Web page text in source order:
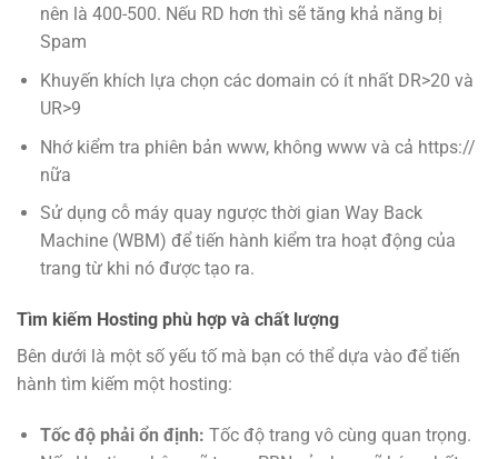
nên là 400-500. Nếu RD hơn thì sẽ tăng khả năng bị
Spam
Khuyến khích lựa chọn các domain có ít nhất DR>20 và
UR>9
Nhớ kiểm tra phiên bản www, không www và cả https://
nữa
Sử dụng cỗ máy quay ngược thời gian Way Back
Machine (WBM) để tiến hành kiểm tra hoạt động của
trang từ khi nó được tạo ra.
Tìm kiếm Hosting phù hợp và chất lượng
Bên dưới là một số yếu tố mà bạn có thể dựa vào để tiến
hành tìm kiếm một hosting:
Tốc độ phải ổn định: Tốc độ trang vô cùng quan trọng.